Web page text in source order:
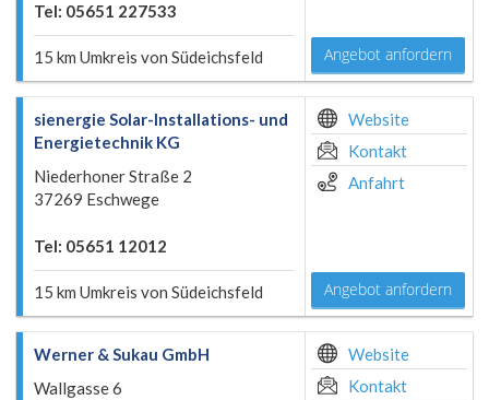
Tel: 05651 227533
15 km Umkreis von Südeichsfeld Angebot anfordern
sienergie Solar-Installations- und
Energietechnik KG
Niederhoner Straße 2
37269 Eschwege
Tel: 05651 12012
15 km Umkreis von Südeichsfeld
Website
Kontakt
Anfahrt
Angebot anfordern
Werner & Sukau GmbH
Wallgasse 6
Website
Kontakt